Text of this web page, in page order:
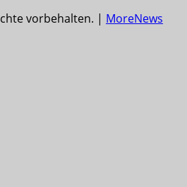
vorbehalten. | MoreNews